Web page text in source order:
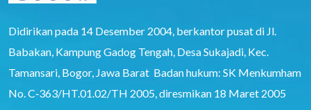
Didirikan pada 14 Desember 2004, berkantor pusat di Jl.
Babakan, Kampung Gadog Tengah, Desa Sukajadi, Kec.
Tamansari, Bogor, Jawa Barat Badan hukum: SK Menkumham
No. C‑363/HT.01.02/TH 2005, diresmikan 18 Maret 2005